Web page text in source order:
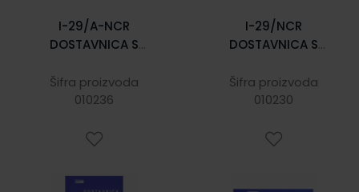
I-29/A-NCR
DOSTAVNICA S
3 x 50 listova, 21 x
29,7 cm
Šifra proizvoda
010236
I-29/NCR
DOSTAVNICA S
50 listova, 21 x
14,8 cm
Šifra proizvoda
010230